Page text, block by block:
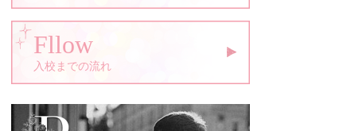
Fllow
入校までの流れ